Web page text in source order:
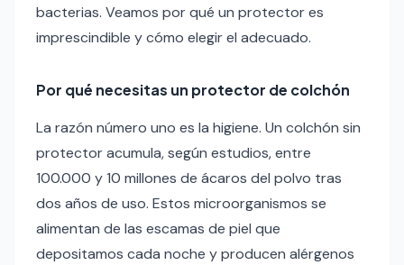
bacterias. Veamos por qué un protector es
imprescindible y cómo elegir el adecuado.
Por qué necesitas un protector de colchón
La razón número uno es la higiene. Un colchón sin
protector acumula, según estudios, entre
100.000 y 10 millones de ácaros del polvo tras
dos años de uso. Estos microorganismos se
alimentan de las escamas de piel que
depositamos cada noche y producen alérgenos